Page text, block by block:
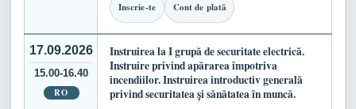
Inscrie-te Cont de plată
17.09.2026
15.00-16.40
RO
Instruirea la I grupă de securitate electrică.
Instruire privind apărarea împotriva
incendiilor. Instruirea introductiv generală
privind securitatea și sănătatea în muncă.